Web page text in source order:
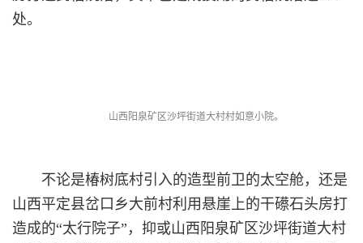
处。
山西阳泉矿区沙坪街道大村村如意小院。
不论是椿树底村引入的造型前卫的太空舱，还是
山西平定县岔口乡大前村利用悬崖上的干礤石头房打
造成的“太行院子”，抑或山西阳泉矿区沙坪街道大村